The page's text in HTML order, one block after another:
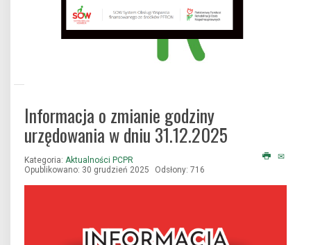
Państwowy Fundusz Rehabilitacji Osób
Niepełnosprawnych
Informacja o zmianie godziny
urzędowania w dniu 31.12.2025
Kategoria: Aktualności PCPR
Opublikowano: 30 grudzień 2025
Odsłony: 716